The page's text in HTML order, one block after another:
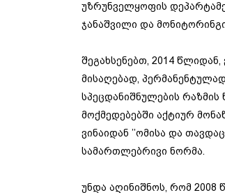
უზრუნველყოფის
ჯანაშვილი და
შეგახსენებთ, 2014
მისაღებად,
სპეცდანიშნულების რაზმის
მოქმედებებში აქტიურ
ვინაიდან ’’ომისა და
სამართლებრივი ნორმა.
უნდა აღინიშნოს, რომ 2008